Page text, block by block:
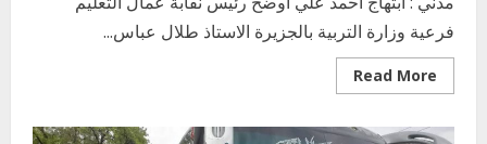
فرعية وزارة التربية بالجزيرة الاستاذ طلال عباس...
Read More
more
عمال